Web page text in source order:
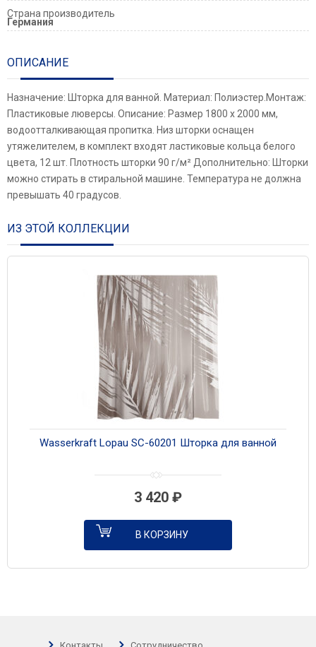
Страна производитель
Германия
ОПИСАНИЕ
Назначение: Шторка для ванной. Материал: Полиэстер.Монтаж:
Пластиковые люверсы. Описание: Размер 1800 х 2000 мм,
водоотталкивающая пропитка. Низ шторки оснащен
утяжелителем, в комплект входят ластиковые кольца белого
цвета, 12 шт. Плотность шторки 90 г/м² Дополнительно: Шторки
можно стирать в стиральной машине. Температура не должна
превышать 40 градусов.
ИЗ ЭТОЙ КОЛЛЕКЦИИ
Wasserkraft Lopau SC-60201 Шторка для ванной
3 420 ₽
В КОРЗИНУ